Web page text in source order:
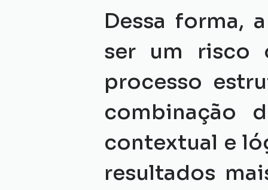
Dessa forma,
ser um risco
processo
combinação
contextual e
resultados